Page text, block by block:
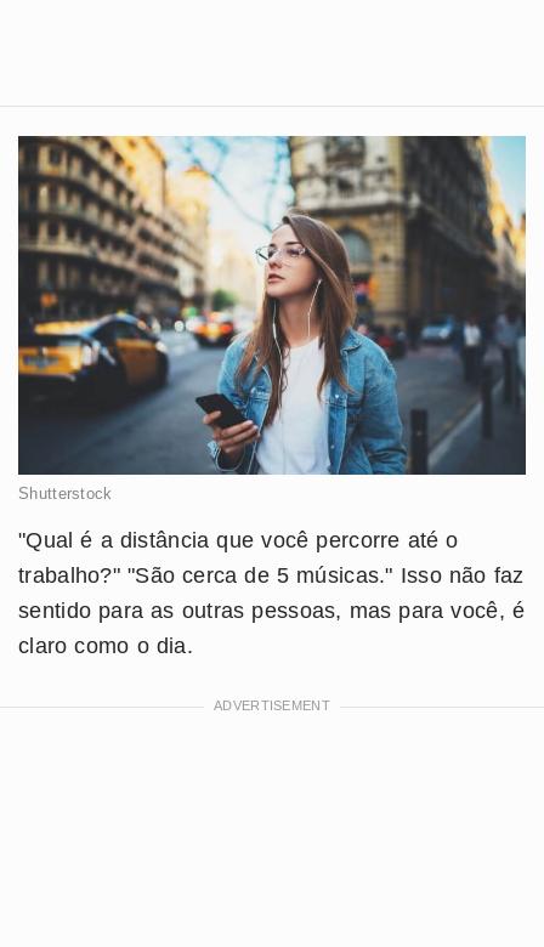
Shutterstock
"Qual é a distância que você percorre até o
trabalho?" "São cerca de 5 músicas." Isso não faz
sentido para as outras pessoas, mas para você, é
claro como o dia.